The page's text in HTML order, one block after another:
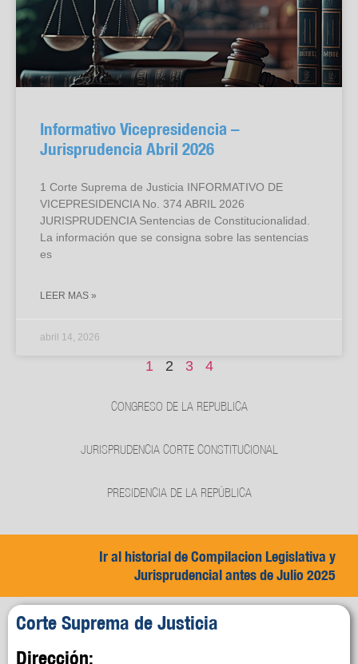
CONGRESO DE LA REPUBLICA
JURISPRUDENCIA CORTE CONSTITUCIONAL
PRESIDENCIA DE LA REPÚBLICA
Informativo Vicepresidencia –
Jurisprudencia Abril 2026
1 Corte Suprema de Justicia INFORMATIVO DE
VICEPRESIDENCIA No. 374 ABRIL 2026
JURISPRUDENCIA Sentencias de Constitucionalidad.
La información que se consigna sobre las sentencias
es
LEER MAS »
abril 14, 2026
1 2 3 4
Ir al historial de Compilacion Legislativa y
Jurisprudencial antes de Julio 2025
Corte Suprema de Justicia
Dirección: